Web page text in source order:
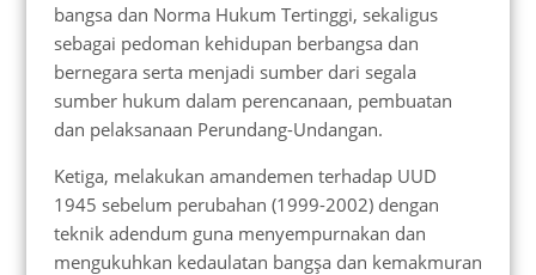
bangsa dan Norma Hukum Tertinggi, sekaligus
sebagai pedoman kehidupan berbangsa dan
bernegara serta menjadi sumber dari segala
sumber hukum dalam perencanaan, pembuatan
dan pelaksanaan Perundang-Undangan.
Ketiga, melakukan amandemen terhadap UUD
1945 sebelum perubahan (1999-2002) dengan
teknik adendum guna menyempurnakan dan
mengukuhkan kedaulatan bangşa dan kemakmuran